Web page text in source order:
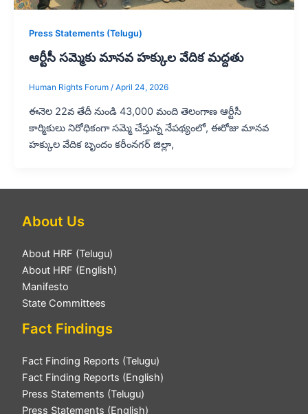
Press Statements (Telugu)
ఆర్టీసీ సమ్మెకు మానవ హక్కుల వేదిక మద్దతు
Human Rights Forum / April 24, 2026
ఈనెల 22వ తేదీ నుండి 43,000 మంది తెలంగాణ ఆర్టీసీ
కార్మికులు నిరోధికంగా సమ్మె చేస్తున్న నేపథ్యంలో, ఈరోజు మానవ
హక్కుల వేదిక బృందం కరీంనగర్ జిల్లా,
About Us
About HRF (Telugu)
About HRF (English)
Manifesto
State Committees
Fact Findings
Fact Finding Reports (Telugu)
Fact Finding Reports (English)
Press Statements (Telugu)
Press Statements (English)